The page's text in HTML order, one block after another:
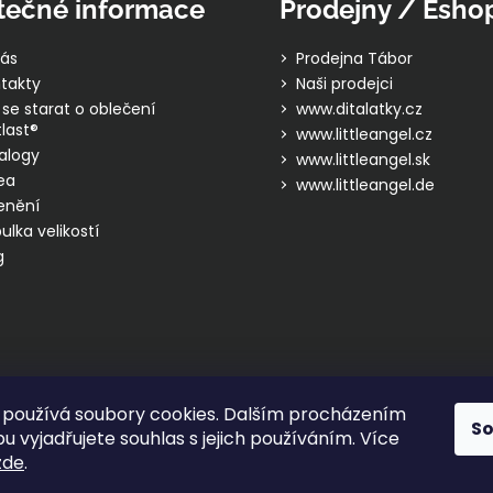
soubory cookies. Dalším procházením
vyjadřujete souhlas s jejich používáním. Více
.
p
informace
se starat o oblečení
velikostí
Prodejny /
Prodejna Tábor
Naši prodejci
www.ditalatky.cz
www.littleangel.cz
www.littleangel.sk
www.littleangel.de